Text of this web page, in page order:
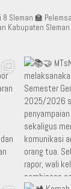
8 Sleman 🏫
Kabupaten Sleman